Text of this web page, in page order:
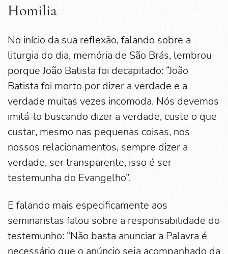
Homilia
No início da sua reflexão, falando sobre a
liturgia do dia, memória de São Brás, lembrou
porque João Batista foi decapitado: “João
Batista foi morto por dizer a verdade e a
verdade muitas vezes incomoda. Nós devemos
imitá-lo buscando dizer a verdade, custe o que
custar, mesmo nas pequenas coisas, nos
nossos relacionamentos, sempre dizer a
verdade, ser transparente, isso é ser
testemunha do Evangelho”.
E falando mais especificamente aos
seminaristas falou sobre a responsabilidade do
testemunho: “Não basta anunciar a Palavra é
necessário que o anúncio seja acompanhado da